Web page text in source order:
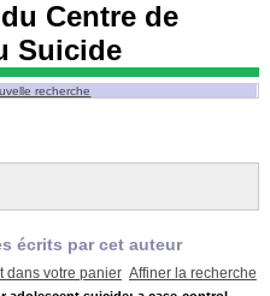
Centre de
Suicide
recherche
écrits par cet auteur
dans votre panier Affiner la recherche